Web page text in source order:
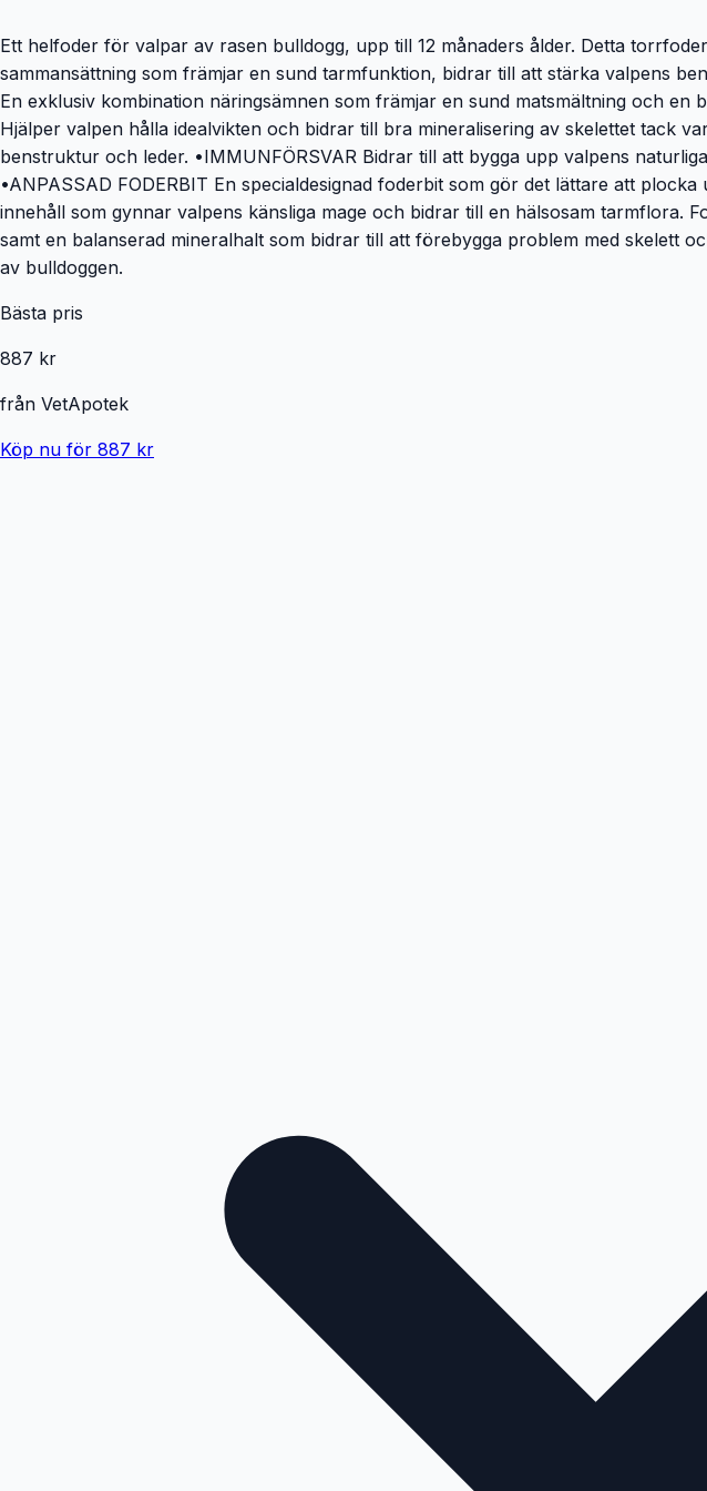
Ett helfoder för valpar av rasen bulldogg, upp till 12 månaders ålder. Detta
sammansättning som främjar en sund tarmfunktion, bidrar till att stärka valpens
En exklusiv kombination näringsämnen som främjar en sund matsmältning och
Hjälper valpen hålla idealvikten och bidrar till bra mineralisering av skelettet tack
benstruktur och leder. •IMMUNFÖRSVAR Bidrar till att bygga upp valpens
•ANPASSAD FODERBIT En specialdesignad foderbit som gör det lättare att
innehåll som gynnar valpens känsliga mage och bidrar till en hälsosam tarmflora.
samt en balanserad mineralhalt som bidrar till att förebygga problem med skelett
av bulldoggen.
Bästa pris
887 kr
från VetApotek
Köp nu för 887 kr